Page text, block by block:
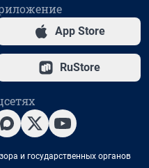
App Store
RuStore
и государственных органов